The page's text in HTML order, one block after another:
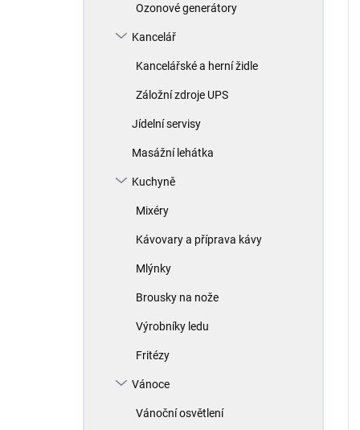
Ozonové generátory
Kancelář
Kancelářské a herní židle
Záložní zdroje UPS
Jídelní servisy
Masážní lehátka
Kuchyně
Mixéry
Kávovary a příprava kávy
Mlýnky
Brousky na nože
Výrobníky ledu
Fritézy
Vánoce
Vánoční osvětlení